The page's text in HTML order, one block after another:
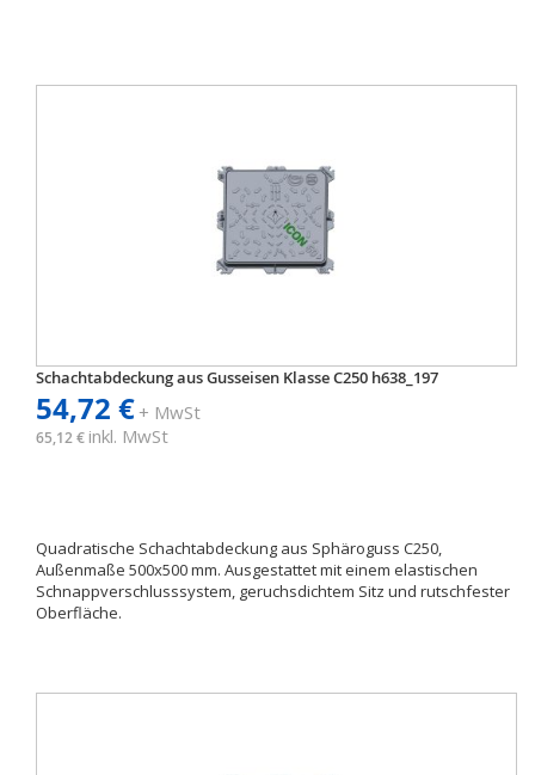
Schachtabdeckung aus Gusseisen Klasse C250 h638_197
54,72 €+ MwSt
65,12 € inkl. MwSt
Quadratische Schachtabdeckung aus Sphäroguss C250,
Außenmaße 500x500 mm. Ausgestattet mit einem elastischen
Schnappverschlusssystem, geruchsdichtem Sitz und rutschfester
Oberfläche.